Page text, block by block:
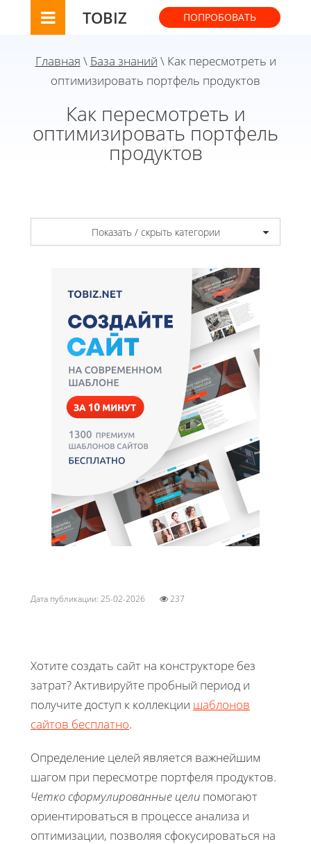
TOBIZ ПОПРОБОВАТЬ
Главная \ База знаний \ Как пересмотреть и
оптимизировать портфель продуктов
Как пересмотреть и
оптимизировать портфель
продуктов
Показать / скрыть категории
Дата публикации: 25-02-2026 237
Хотите создать сайт на конструкторе без
затрат? Активируйте пробный период и
получите доступ к коллекции шаблонов
сайтов бесплатно.
Определение целей является важнейшим
шагом при пересмотре портфеля продуктов.
Четко сформулированные цели помогают
ориентироваться в процессе анализа и
оптимизации, позволяя сфокусироваться на